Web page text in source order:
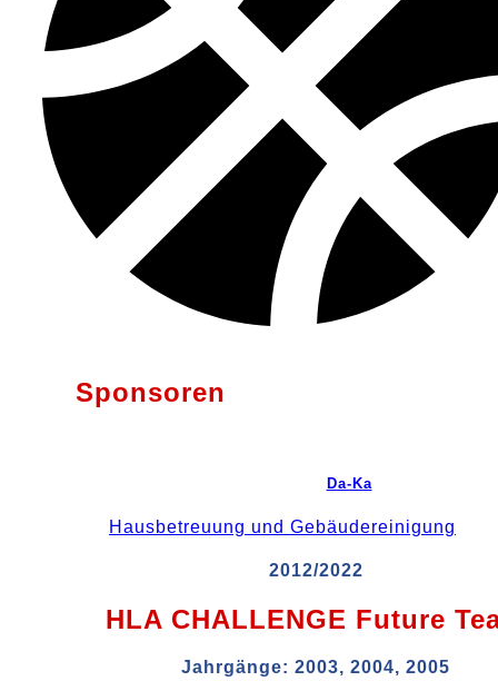
Sponsoren
Da-Ka
Hausbetreuung und Gebäudereinigung
2012/2022
HLA CHALLENGE Future
Jahrgänge: 2003, 2004, 2005